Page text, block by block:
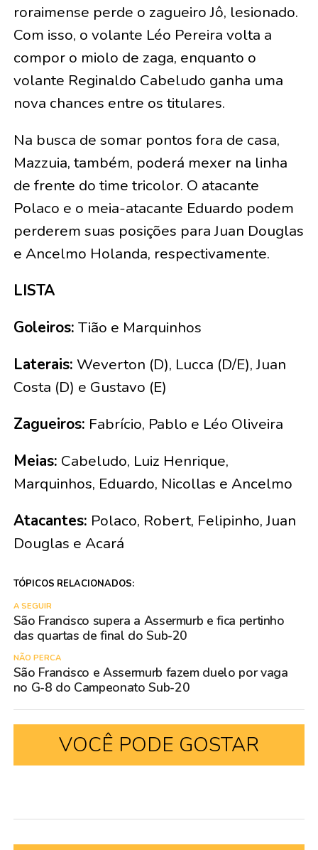
roraimense perde o zagueiro Jô, lesionado.
Com isso, o volante Léo Pereira volta a
compor o miolo de zaga, enquanto o
volante Reginaldo Cabeludo ganha uma
nova chances entre os titulares.
Na busca de somar pontos fora de casa,
Mazzuia, também, poderá mexer na linha
de frente do time tricolor. O atacante
Polaco e o meia-atacante Eduardo podem
perderem suas posições para Juan Douglas
e Ancelmo Holanda, respectivamente.
LISTA
Goleiros: Tião e Marquinhos
Laterais: Weverton (D), Lucca (D/E), Juan
Costa (D) e Gustavo (E)
Zagueiros: Fabrício, Pablo e Léo Oliveira
Meias: Cabeludo, Luiz Henrique,
Marquinhos, Eduardo, Nicollas e Ancelmo
Atacantes: Polaco, Robert, Felipinho, Juan
Douglas e Acará
TÓPICOS RELACIONADOS:
A SEGUIR
São Francisco supera a Assermurb e fica pertinho
das quartas de final do Sub-20
NÃO PERCA
São Francisco e Assermurb fazem duelo por vaga
no G-8 do Campeonato Sub-20
VOCÊ PODE GOSTAR